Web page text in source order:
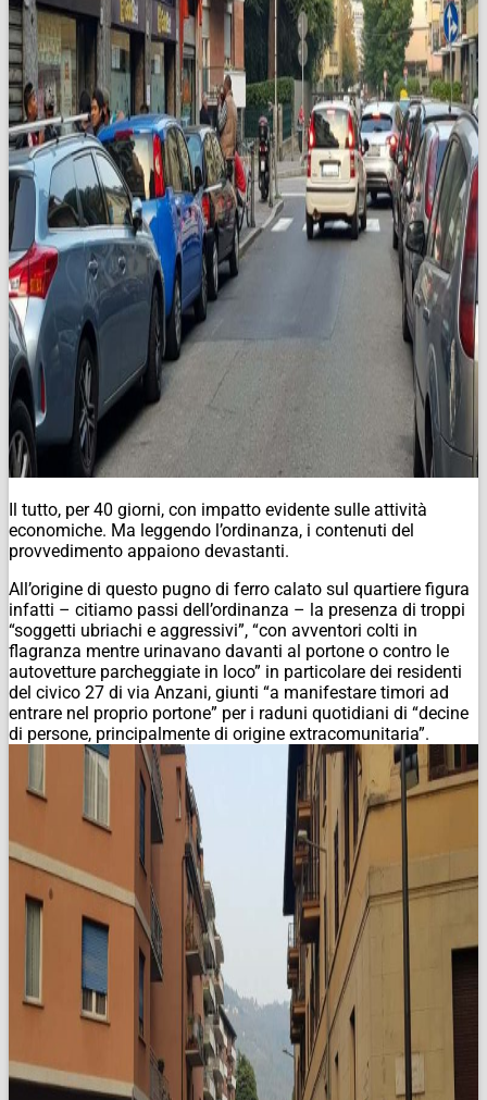
Il tutto, per 40 giorni, con impatto evidente sulle attività
economiche. Ma leggendo l’ordinanza, i contenuti del
provvedimento appaiono devastanti.
All’origine di questo pugno di ferro calato sul quartiere figura
infatti – citiamo passi dell’ordinanza – la presenza di troppi
“soggetti ubriachi e aggressivi”, “con avventori colti in
flagranza mentre urinavano davanti al portone o contro le
autovetture parcheggiate in loco” in particolare dei residenti
del civico 27 di via Anzani, giunti “a manifestare timori ad
entrare nel proprio portone” per i raduni quotidiani di “decine
di persone, principalmente di origine extracomunitaria”.